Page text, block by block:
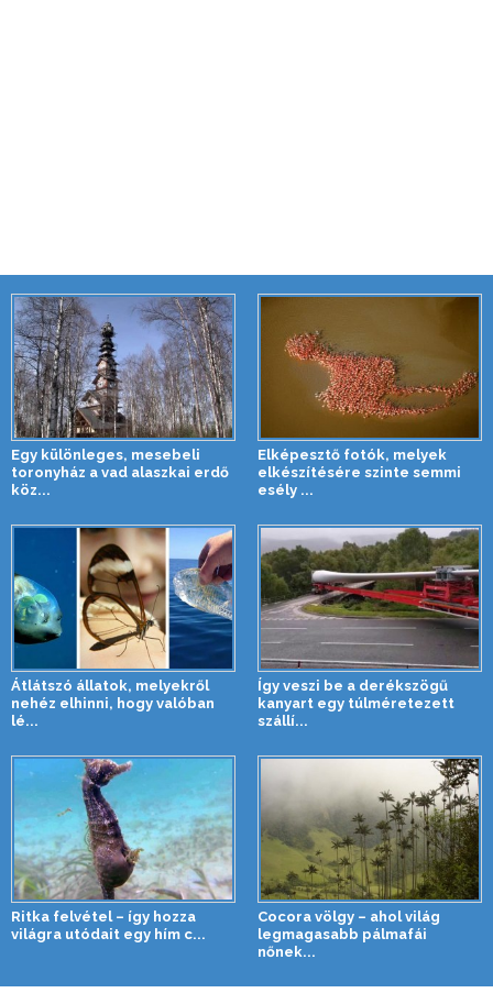
Egy különleges, mesebeli
toronyház a vad alaszkai erdő
köz...
Elképesztő fotók, melyek
elkészítésére szinte semmi
esély ...
Átlátszó állatok, melyekről
nehéz elhinni, hogy valóban
lé...
Így veszi be a derékszögű
kanyart egy túlméretezett
szállí...
Ritka felvétel – így hozza
világra utódait egy hím c...
Cocora völgy – ahol világ
legmagasabb pálmafái
nőnek...